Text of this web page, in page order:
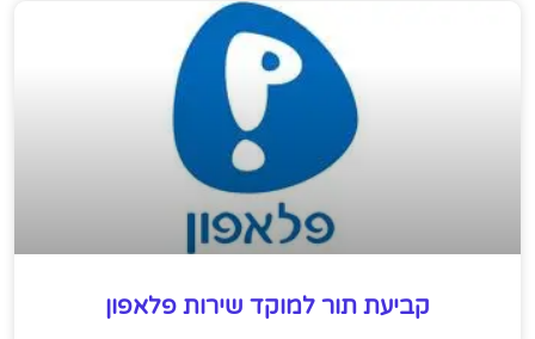
קביעת תור למוקד שירות פלאפון